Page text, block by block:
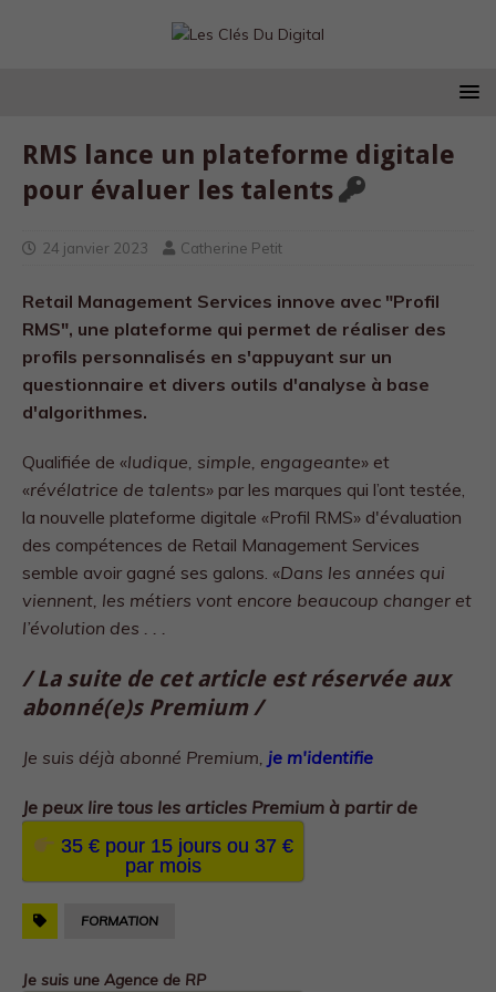
RMS lance un plateforme digitale
pour évaluer les talents
24 janvier 2023 Catherine Petit
Retail Management Services innove avec "Profil
RMS", une plateforme qui permet de réaliser des
profils personnalisés en s'appuyant sur un
questionnaire et divers outils d'analyse à base
d'algorithmes.
Qualifiée de «ludique, simple, engageante» et
«révélatrice de talents» par les marques qui l’ont testée,
la nouvelle plateforme digitale «Profil RMS» d'évaluation
des compétences de Retail Management Services
semble avoir gagné ses galons. «Dans les années qui
viennent, les métiers vont encore beaucoup changer et
l’évolution des . . .
/ La suite de cet article est réservée aux
abonné(e)s Premium /
Je suis déjà abonné Premium, je m'identifie
Je peux lire tous les articles Premium à partir de
35 € pour 15 jours ou 37 €
par mois
FORMATION
Je suis une Agence de RP